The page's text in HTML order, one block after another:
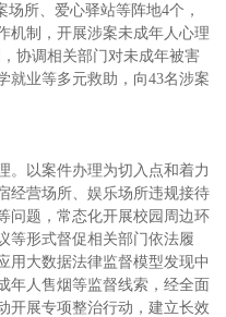
所、爱心驿站等阵地4个，
机制，开展涉案未成年人心理
协调相关部门对未成年被害
就业等多元救助，向43名涉案
。以案件办理为切入点和着力
经营场所、娱乐场所违规接待
问题，常态化开展校园周边环
等形式督促相关部门依法履
用大数据法律监督模型发现中
年人售烟等监督线索，经全面
开展专项整治行动，建立长效